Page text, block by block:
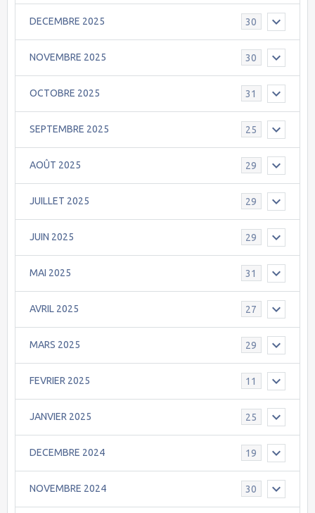
DECEMBRE 2025 30
NOVEMBRE 2025 30
OCTOBRE 2025 31
SEPTEMBRE 2025 25
AOÛT 2025 29
JUILLET 2025 29
JUIN 2025 29
MAI 2025 31
AVRIL 2025 27
MARS 2025 29
FEVRIER 2025 11
JANVIER 2025 25
DECEMBRE 2024 19
NOVEMBRE 2024 30